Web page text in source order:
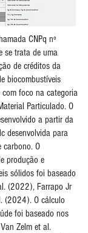
CNPq nº
trata de uma
de créditos da
biocombustíveis
foco na categoria
Particulado. O
a partir da
desenvolvida para
carbono. O
produção e
sólidos foi baseado
(2022), Farrapo Jr
(2024). O cálculo
foi baseado nos
Zelm et al.